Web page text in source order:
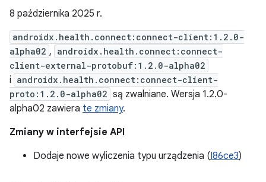
8 października 2025 r.
androidx.health.connect:connect-client:1.2.0-
alpha02 , androidx.health.connect:connect-
client-external-protobuf:1.2.0-alpha02
i androidx.health.connect:connect-client-
proto:1.2.0-alpha02 są zwalniane. Wersja 1.2.0-
alpha02 zawiera te zmiany.
Zmiany w interfejsie API
Dodaje nowe wyliczenia typu urządzenia (I86ce3)